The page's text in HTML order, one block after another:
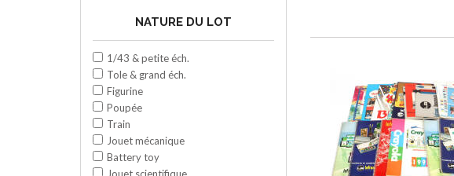
NATURE DU LOT
1/43 & petite éch.
Tole & grand éch.
Figurine
Poupée
Train
Jouet mécanique
Battery toy